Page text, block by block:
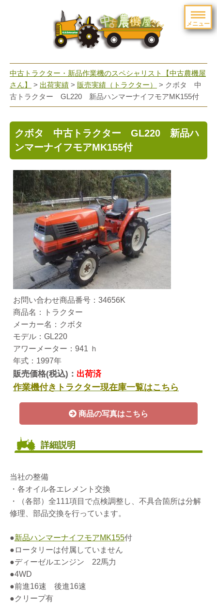
メニュー
navigation
中古トラクター・新品作業機のスペシャリスト【中古農機屋
さん】
> 出荷実績 > 販売実績（トラクター）
> クボタ 中
古トラクター GL220 新品ハンマーナイフモアMK155付
クボタ 中古トラクター GL220 新品ハ
ンマーナイフモアMK155付
お問い合わせ商品番号：34656K
商品名：トラクター
メーカー名：クボタ
モデル：GL220
アワーメーター：941 ｈ
年式：1997年
販売価格(税込)： 出荷済
作業機付きトラクター現在庫一覧はこちら
商品の写真はこちら
詳細説明
当社の整備
・各オイル各エレメント交換
・（各部）全111項目で点検調整し、不具合箇所は分解
修理、部品交換を行っています。
●新品ハンマーナイフモアMK155付
●ロータリーは付属していません
●ディーゼルエンジン 22馬力
●4WD
●前進16速 後進16速
●クリープ有